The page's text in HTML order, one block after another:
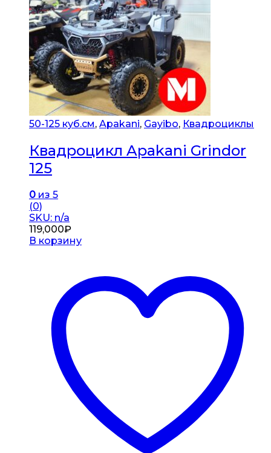
50-125 куб.см, Apakani, Gayibo, Квадроциклы
Квадроцикл Apakani Grindor
125
0 из 5
(0)
SKU: n/a
119,000₽
В корзину